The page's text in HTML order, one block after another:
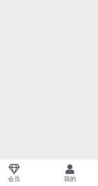
会员 我的